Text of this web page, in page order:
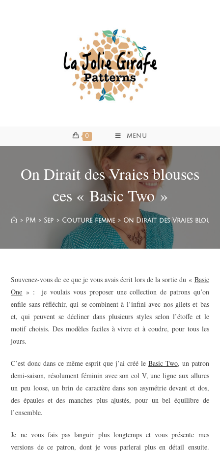
0 MENU
On Dirait des Vraies blouses
ces « Basic Two »
> PM > Sep > Couture femme > On Dirait des Vraies
Souvenez-vous de ce que je vous avais écrit lors de la sortie du « Basic
One » : je voulais vous proposer une collection de patrons qu’on
enfile sans réfléchir, qui se combinent à l’infini avec nos gilets et bas
et, qui peuvent se décliner dans plusieurs styles selon l’étoffe et le
motif choisis. Des modèles faciles à vivre et à coudre, pour tous les
jours.
C’est donc dans ce même esprit que j’ai créé le Basic Two, un patron
demi-saison, résolument féminin avec son col V, une ligne aux allures
un peu loose, un brin de caractère dans son asymétrie devant et dos,
des épaules et des manches plus ajustés, pour un bel équilibre de
l’ensemble.
Je ne vous fais pas languir plus longtemps et vous présente mes
versions de ce patron, dont je vous parlerai plus en détail ensuite.